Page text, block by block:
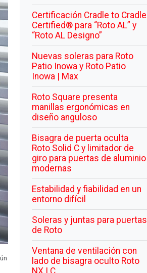
Certificación Cradle to Cradle
Certified® para “Roto AL” y
“Roto AL Designo”
Nuevas soleras para Roto
Patio Inowa y Roto Patio
Inowa | Max
Roto Square presenta
manillas ergonómicas en
diseño anguloso
Bisagra de puerta oculta
Roto Solid C y limitador de
giro para puertas de aluminio
modernas
Estabilidad y fiabilidad en un
entorno difícil
Soleras y juntas para puertas
de Roto
Ventana de ventilación con
lado de bisagra oculto Roto
NX | C